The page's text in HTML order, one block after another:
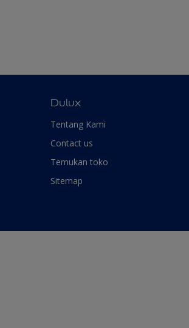
Dulux
Tentang Kami
Contact us
Temukan toko
Sitemap